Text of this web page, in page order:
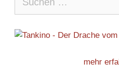
nach:
mehr